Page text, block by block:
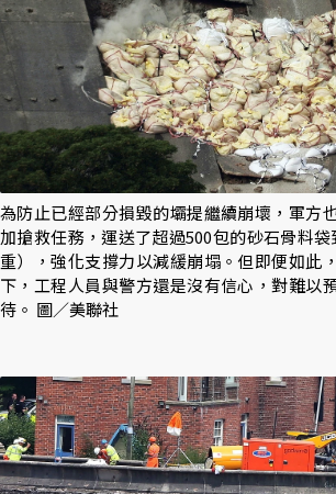
為防止已經部分損毀的壩提繼續崩壞，軍方
加搶救任務，運送了超過500包的砂石骨料
重），強化支撐力以減緩崩塌。但即便如此
下，工程人員與警方還是沒有信心，對難以
待。 圖／美聯社